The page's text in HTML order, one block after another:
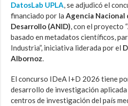
DatosLab UPLA, se adjudicó el
financiado por laAgencia Nacional
Desarrollo (ANID), con el proyecto
basado en metadatos científicos,
Industria”, iniciativa liderada por el
Albornoz.
El concurso IDeA I+D 2026 tiene
desarrollo de investigación
centros de investigación del país